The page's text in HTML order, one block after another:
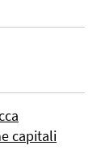
capitali